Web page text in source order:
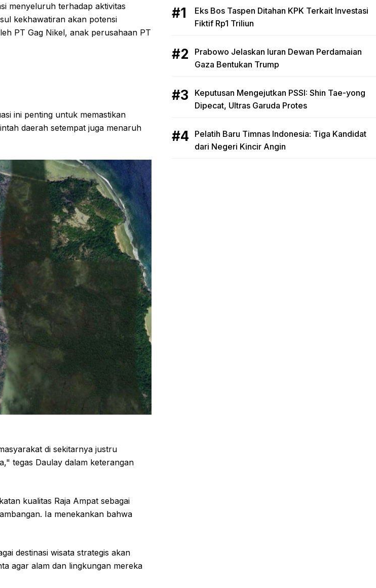
menyeluruh terhadap aktivitas
kekhawatiran akan potensi
PT Gag Nikel, anak perusahaan PT
ini penting untuk memastikan
daerah setempat juga menaruh
di sekitarnya justru
tegas Daulay dalam keterangan
kualitas Raja Ampat sebagai
Ia menekankan bahwa
destinasi wisata strategis akan
agar alam dan lingkungan mereka
Eks Bos Taspen Ditahan KPK Terkait Investasi
Fiktif Rp1 Triliun
Prabowo Jelaskan Iuran Dewan Perdamaian
Gaza Bentukan Trump
Keputusan Mengejutkan PSSI: Shin Tae-yong
Dipecat, Ultras Garuda Protes
Pelatih Baru Timnas Indonesia: Tiga Kandidat
dari Negeri Kincir Angin